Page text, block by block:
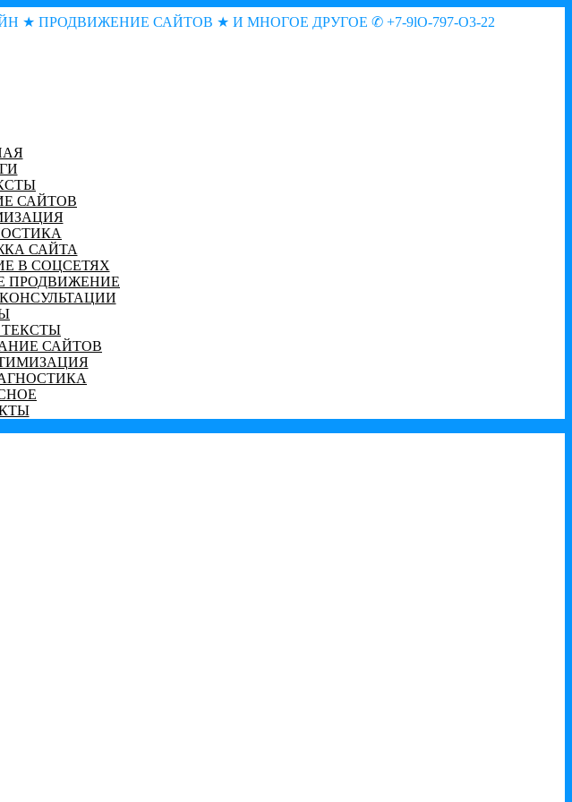
★ ПРОДВИЖЕНИЕ САЙТОВ ★ И МНОГОЕ ДРУГОЕ ✆ +7-9lO-797-O3-22
САЙТОВ
САЙТА
В СОЦСЕТЯХ
ПРОДВИЖЕНИЕ
САЙТОВ